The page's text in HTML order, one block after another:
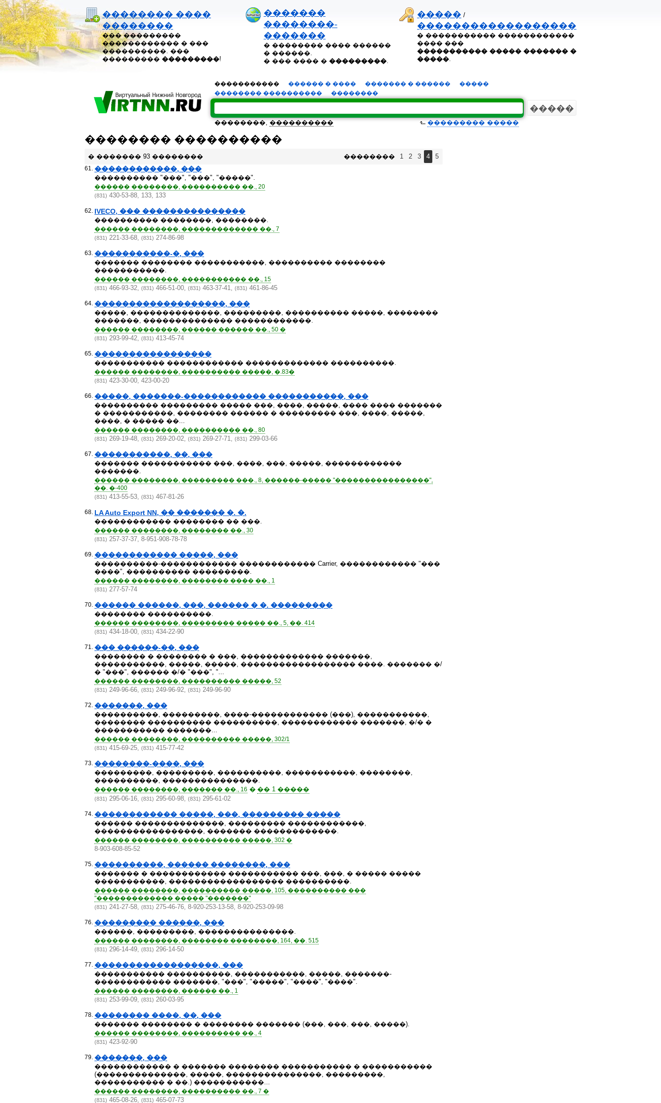
�������� ����
��������
��� ���������
������������ � ���
����������. ���
��������� ���������!
�������
��������-
�������
� �������� ���� ������
� ������.
� ��� ���� � ���������.
����� /
������������������
� ����������� ������������
���� ���
����������� ����� ������� �
�����.
����������� ������ � ���� ������� � ������
�����
�������� ����������
��������
��������, ���������� ��������� �����
�������� ����������
� ������� 93 �������� �������� 1 2 3 4 5
61. ������������, ���
���������� "���", "���", "�����".
������ ��������, ���������� ��., 20
(831) 430-53-88, 133, 133
62. IVECO, ��� ���������������
���������� ��������, ��������.
������ ��������, ������������� ��., 7
(831) 221-33-68, (831) 274-86-98
63. �����������-�, ���
������� �������� �����������, ���������� ��������
�����������.
������ ��������, ����������� ��., 15
(831) 466-93-32, (831) 466-51-00, (831) 463-37-41, (831) 461-86-45
64. �������������������, ���
�����, ��������������, ���������, ���������� �����, ��������
�������, �������������� ������������.
������ ��������, ������ ������ ��., 50 �
(831) 293-99-42, (831) 413-45-74
65. �����������������
����������� ������������ ������������� ����������.
������ ��������, ���������� �����, �.83�
(831) 423-30-00, 423-00-20
66. �����, �������-������������ �����������, ���
���������� ��������� ����� ���, ����, �����, ���� ���� �������
� �����������, �������� ������ � ��������� ���, ����, �����,
����, � ����� ��...
������ ��������, ���������� ��., 80
(831) 269-19-48, (831) 269-20-02, (831) 269-27-71, (831) 299-03-66
67. �����������, ��, ���
������� ����������� ���, ����, ���, �����, ������������
�������.
������ ��������, ��������� ���., 8, ������-����� "����������������",
��. �-400
(831) 413-55-53, (831) 467-81-26
68. LA Auto Export NN, �� ������� �. �.
������������ �������� �� ���.
������ ��������, �������� ��., 30
(831) 257-37-37, 8-951-908-78-78
69. ������������ �����, ���
����������-������������ ������������ Carrier, ������������ "���
����", ���������� ���������.
������ ��������, �������� ���� ��., 1
(831) 277-57-74
70. ������ ������, ���, ������ � �. ���������
�������� ����������.
������ ��������, ��������� ����� ��., 5, ��. 414
(831) 434-18-00, (831) 434-22-90
71. ��� ������-��, ���
�������� � �������� � ���, ������������� �������,
�����������, �����, �����, ������������������ ����. ������� �/
� "���", ������ �/� "���", "...
������ ��������, ���������� �����, 52
(831) 249-96-66, (831) 249-96-92, (831) 249-96-90
72. �������, ���
����������, ���������, ����-������������ (���), �����������,
�������� ���������� ����������, ������������ �������, �/� �
����������� �������...
������ ��������, ���������� �����, 302/1
(831) 415-69-25, (831) 415-77-42
73. ��������-����, ���
���������, ���������, ����������, �����������, ��������,
����������, ���������������.
������ ��������, ������� ��., 16 � �� 1 �����
(831) 295-06-16, (831) 295-60-98, (831) 295-61-02
74. ������������ �����, ���, ��������� �����
������ ��������������, ��������� ������������,
�����������������, ������� �������������.
������ ��������, ���������� �����, 302 �
8-903-608-85-52
75. ����������, ������ ��������, ���
������� � ������������ ����������� ���, ���, � ����� �����
�����������, ������������������ ����������.
������ ��������, ���������� �����, 105, ���������� ���
"������������� ����� "�������"
(831) 241-27-58, (831) 275-46-76, 8-920-253-13-58, 8-920-253-09-98
76. ��������� ������, ���
������, ���������, ���������������.
������ ��������, �������� ��������, 164, ��. 515
(831) 296-14-49, (831) 296-14-50
77. ������������������, ���
����������� ����������, �����������, �����, �������-
������������ �������, "���", "�����", "����", "����".
������ ��������, ������ ��., 1
(831) 253-99-09, (831) 260-03-95
78. �������� ����, ��, ���
������� �������� � �������� ������� (���, ���, ���, �����).
������ ��������, ���������� ��., 4
(831) 423-92-90
79. �������, ���
������������ � ������� �������� ����������� � �����������
(��������������, �����, ���������������, ���������,
����������� � ��.) �����������...
������ ��������, ���������� ��., 7 �
(831) 465-08-26, (831) 465-07-73